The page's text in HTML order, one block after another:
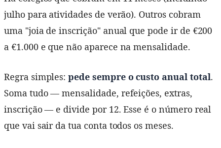
julho para atividades de verão). Outros cobram
uma "joia de inscrição" anual que pode ir de €200
a €1.000 e que não aparece na mensalidade.
Regra simples:pede sempre o custo anual total.
Soma tudo — mensalidade, refeições, extras,
inscrição — e divide por 12. Esse é o número real
que vai sair da tua conta todos os meses.